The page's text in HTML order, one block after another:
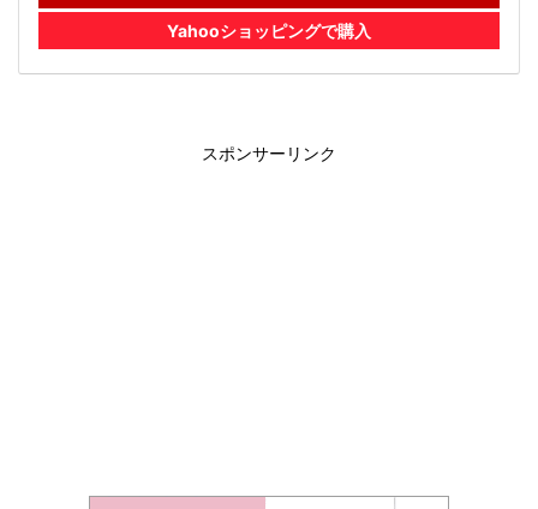
Yahooショッピングで購入
スポンサーリンク